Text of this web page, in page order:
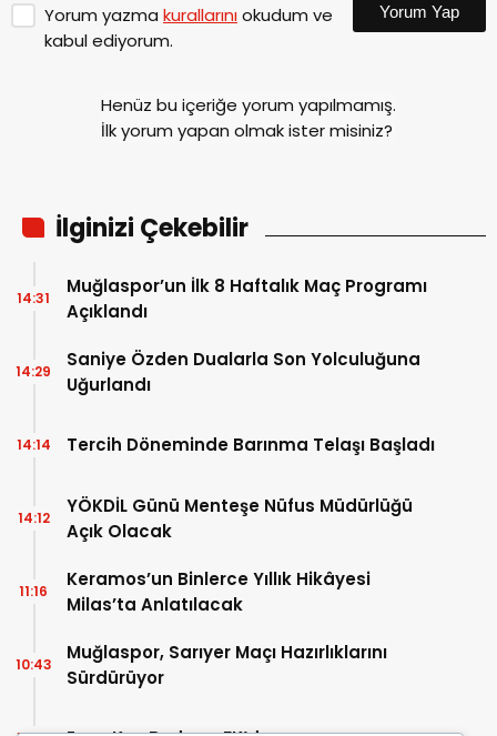
Yorum yazma kurallarınıokudum ve
kabul ediyorum.
Yorum Yap
Henüz bu içeriğe yorum yapılmamış.
İlk yorum yapan olmak ister misiniz?
İlginizi Çekebilir
Muğlaspor’un İlk 8 Haftalık Maç Programı
Açıklandı
14:31
Saniye Özden Dualarla Son Yolculuğuna
Uğurlandı
14:29
Tercih Döneminde Barınma Telaşı Başladı
14:14
YÖKDİL Günü Menteşe Nüfus Müdürlüğü
Açık Olacak
14:12
Keramos’un Binlerce Yıllık Hikâyesi
Milas’ta Anlatılacak
11:16
Muğlaspor, Sarıyer Maçı Hazırlıklarını
Sürdürüyor
10:43